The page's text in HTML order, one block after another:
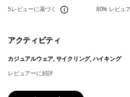
5レビューに基づく 80% レビュ
アクティビティ
カジュアルウェア, サイクリング, ハイキング
レビュアーに好評